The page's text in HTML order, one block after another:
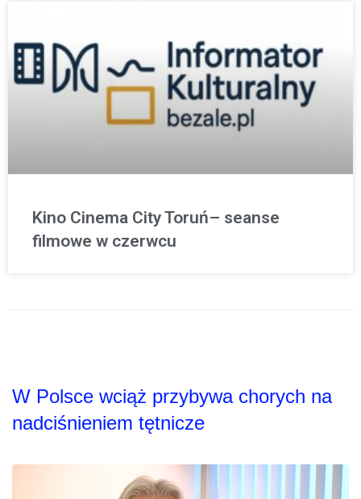
Kino Cinema City Toruń– seanse
filmowe w czerwcu
W Polsce wciąż przybywa chorych na
nadciśnieniem tętnicze